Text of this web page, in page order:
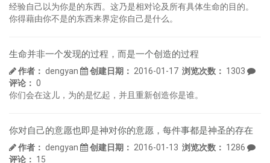
经验自己以为你是的东西。这乃是相对论及所有具体生命的目的。
你得藉由你不是的东西来界定你自己是什么。
生命并非一个发现的过程，而是一个创造的过程
作者： dengyan 创建日期： 2016-01-17 浏览次数： 1303
评论： 0
你们会在这儿，为的是忆起，并且重新创造你是谁。
你对自己的意愿也即是神对你的意愿，每件事都是神圣的存在
作者： dengyan 创建日期： 2016-01-13 浏览次数： 1286
评论： 15